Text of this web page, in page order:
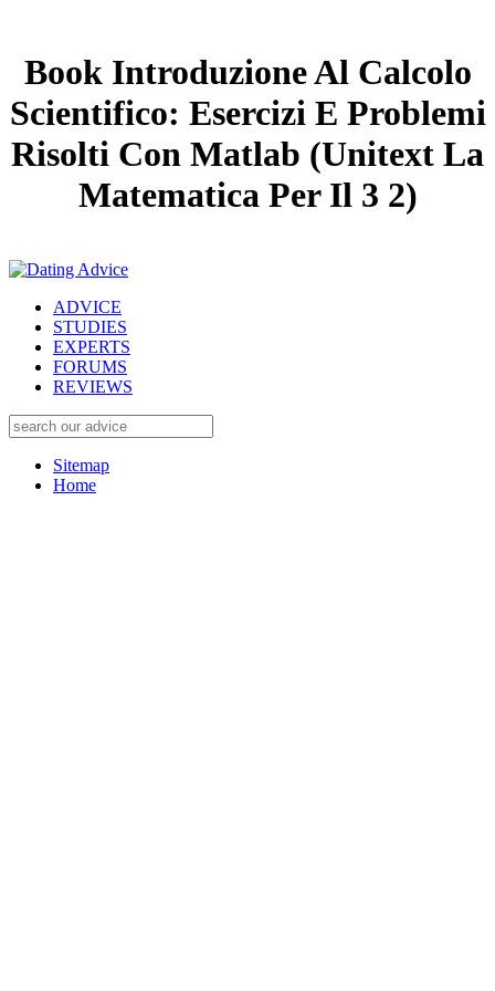
Book Introduzione Al Calcolo
Scientifico: Esercizi E Problemi
Risolti Con Matlab (Unitext La
Matematica Per Il 3 2)
ADVICE
STUDIES
EXPERTS
FORUMS
REVIEWS
Sitemap
Home